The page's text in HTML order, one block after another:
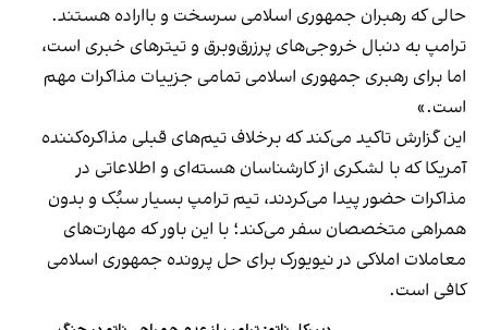
حالی که رهبران جمهوری اسلامی سرسخت و بااراده هستند.
ترامپ به دنبال خروجی‌های پرزرق‌وبرق و تیترهای خبری است،
اما برای رهبری جمهوری اسلامی تمامی جزییات مذاکرات مهم
است.»
این گزارش تاکید می‌کند که برخلاف تیم‌های قبلی مذاکره‌کننده
آمریکا که با لشکری از کارشناسان هسته‌ای و اطلاعاتی در
مذاکرات حضور پیدا می‌کردند، تیم ترامپ بسیار سبُک و بدون
همراهی متخصصان سفر می‌کند؛ با این باور که مهارت‌های
معاملات املاکی در نیویورک برای حل پرونده جمهوری اسلامی
کافی است.